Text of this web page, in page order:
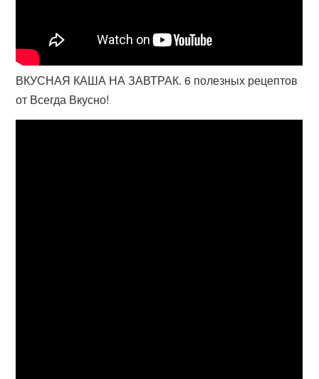
ВКУСНАЯ КАША НА ЗАВТРАК. 6 полезных рецептов
от Всегда Вкусно!